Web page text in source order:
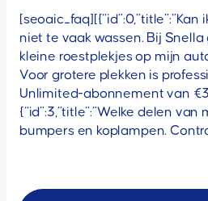
niet te vaak wassen. Bij Snella
kleine roestplekjes op mijn
Voor grotere plekken is
Unlimited-abonnement van
{“id”:3,”title”:”Welke delen
bumpers en koplampen.